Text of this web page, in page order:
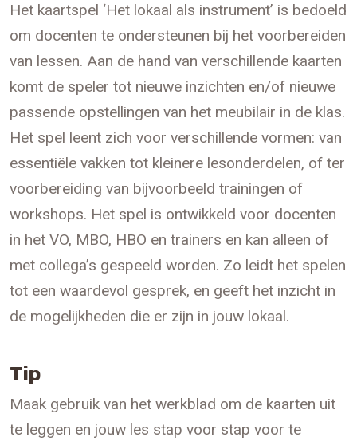
Het kaartspel ‘Het lokaal als instrument’ is bedoeld
om docenten te ondersteunen bij het voorbereiden
van lessen. Aan de hand van verschillende kaarten
komt de speler tot nieuwe inzichten en/of nieuwe
passende opstellingen van het meubilair in de klas.
Het spel leent zich voor verschillende vormen: van
essentiële vakken tot kleinere lesonderdelen, of ter
voorbereiding van bijvoorbeeld trainingen of
workshops. Het spel is ontwikkeld voor docenten
in het VO, MBO, HBO en trainers en kan alleen of
met collega’s gespeeld worden. Zo leidt het spelen
tot een waardevol gesprek, en geeft het inzicht in
de mogelijkheden die er zijn in jouw lokaal.
Tip
Maak gebruik van het werkblad om de kaarten uit
te leggen en jouw les stap voor stap voor te